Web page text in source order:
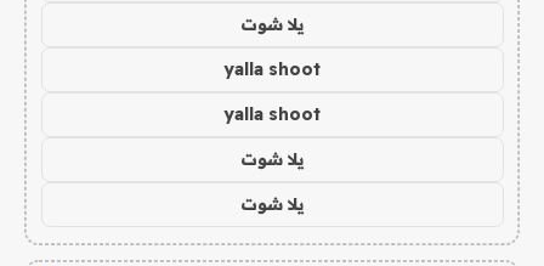
يلا شوت
yalla shoot
yalla shoot
يلا شوت
يلا شوت